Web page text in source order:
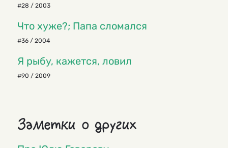
#28 / 2003
Что хуже?; Папа сломался
#36 / 2004
Я рыбу, кажется, ловил
#90 / 2009
Заметки о других